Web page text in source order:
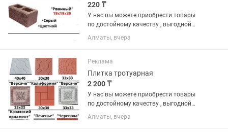
220 ₸
У нас вы можете приобрести товары
по достойному качеству , выгодной
цене и по гарантии. В наличии имеются
различные виды на «БРУСЧАТКА» ,
(мрамор)» , «ПЛИТКА» ,...
Алматы, вчера
Реклама
Плитка тротуарная
2 200 ₸
У нас вы можете приобрести товары
по достойному качеству , выгодной
цене и по гарантии. В наличии имеются
различные виды на «БРУСЧАТКА» ,
Алматы, вчера